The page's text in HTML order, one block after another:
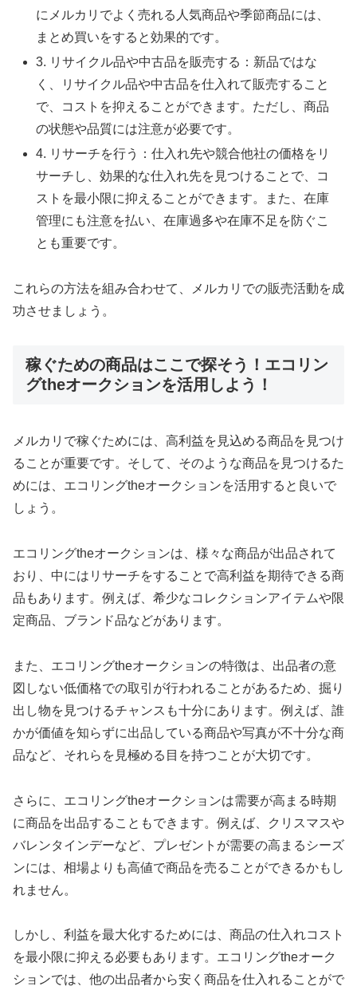
にメルカリでよく売れる人気商品や季節商品には、
まとめ買いをすると効果的です。
3. リサイクル品や中古品を販売する：新品ではな
く、リサイクル品や中古品を仕入れて販売すること
で、コストを抑えることができます。ただし、商品
の状態や品質には注意が必要です。
4. リサーチを行う：仕入れ先や競合他社の価格をリ
サーチし、効果的な仕入れ先を見つけることで、コ
ストを最小限に抑えることができます。また、在庫
管理にも注意を払い、在庫過多や在庫不足を防ぐこ
とも重要です。
これらの方法を組み合わせて、メルカリでの販売活動を成
功させましょう。
稼ぐための商品はここで探そう！エコリン
グtheオークションを活用しよう！
メルカリで稼ぐためには、高利益を見込める商品を見つけ
ることが重要です。そして、そのような商品を見つけるた
めには、エコリングtheオークションを活用すると良いで
しょう。
エコリングtheオークションは、様々な商品が出品されて
おり、中にはリサーチをすることで高利益を期待できる商
品もあります。例えば、希少なコレクションアイテムや限
定商品、ブランド品などがあります。
また、エコリングtheオークションの特徴は、出品者の意
図しない低価格での取引が行われることがあるため、掘り
出し物を見つけるチャンスも十分にあります。例えば、誰
かが価値を知らずに出品している商品や写真が不十分な商
品など、それらを見極める目を持つことが大切です。
さらに、エコリングtheオークションは需要が高まる時期
に商品を出品することもできます。例えば、クリスマスや
バレンタインデーなど、プレゼントが需要の高まるシーズ
ンには、相場よりも高値で商品を売ることができるかもし
れません。
しかし、利益を最大化するためには、商品の仕入れコスト
を最小限に抑える必要もあります。エコリングtheオーク
ションでは、他の出品者から安く商品を仕入れることがで